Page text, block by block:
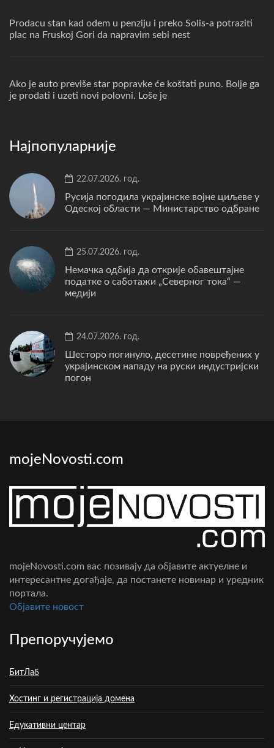
Prodacu stan kad odem u penziju i preko Solis-a potraziti
plac na Fruskoj Gori da napravim sebi nest
Ako je auto previše star popravke će koštati puno. Bolje ga
je prodati i uzeti novi polovni. Loše je
Најпопуларније
22.07.2026. год.
Русија погодила украјинске војне циљеве у
Одеској области — Министарство одбране
25.07.2026. год.
Немачка одбија да открије обавештајне
податке о саботажи „Северног тока“ —
медији
24.07.2026. год.
Шесторо погинуло, десетине повређених у
украјинском нападу на руски индустријски
погон
mojeNovosti.com
mojeNovosti.com вас позивају да објавите актуелне и
интересантне догађаје, да постанете новинар и уредник
портала.
Oбјавите новост
Препоручујемо
БитЛаб
Хостинг и регистрација домена
Едукативни центар